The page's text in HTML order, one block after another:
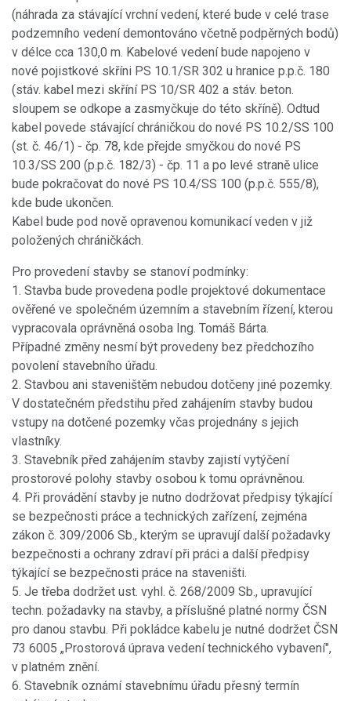
(náhrada za stávající vrchní vedení, které bude v celé trase
podzemního vedení demontováno včetně podpěrných bodů)
v délce cca 130,0 m. Kabelové vedení bude napojeno v
nové pojistkové skříni PS 10.1/SR 302 u hranice p.p.č. 180
(stáv. kabel mezi skříní PS 10/SR 402 a stáv. beton.
sloupem se odkope a zasmyčkuje do této skříně). Odtud
kabel povede stávající chráničkou do nové PS 10.2/SS 100
(st. č. 46/1) - čp. 78, kde přejde smyčkou do nové PS
10.3/SS 200 (p.p.č. 182/3) - čp. 11 a po levé straně ulice
bude pokračovat do nové PS 10.4/SS 100 (p.p.č. 555/8),
kde bude ukončen.
Kabel bude pod nově opravenou komunikací veden v již
položených chráničkách.
Pro provedení stavby se stanoví podmínky:
1. Stavba bude provedena podle projektové dokumentace
ověřené ve společném územním a stavebním řízení, kterou
vypracovala oprávněná osoba Ing. Tomáš Bárta.
Případné změny nesmí být provedeny bez předchozího
povolení stavebního úřadu.
2. Stavbou ani staveništěm nebudou dotčeny jiné pozemky.
V dostatečném předstihu před zahájením stavby budou
vstupy na dotčené pozemky včas projednány s jejich
vlastníky.
3. Stavebník před zahájením stavby zajistí vytýčení
prostorové polohy stavby osobou k tomu oprávněnou.
4. Při provádění stavby je nutno dodržovat předpisy týkající
se bezpečnosti práce a technických zařízení, zejména
zákon č. 309/2006 Sb., kterým se upravují další požadavky
bezpečnosti a ochrany zdraví při práci a další předpisy
týkající se bezpečnosti práce na staveništi.
5. Je třeba dodržet ust. vyhl. č. 268/2009 Sb., upravující
techn. požadavky na stavby, a příslušné platné normy ČSN
pro danou stavbu. Při pokládce kabelu je nutné dodržet ČSN
73 6005 „Prostorová úprava vedení technického vybavení",
v platném znění.
6. Stavebník oznámí stavebnímu úřadu přesný termín